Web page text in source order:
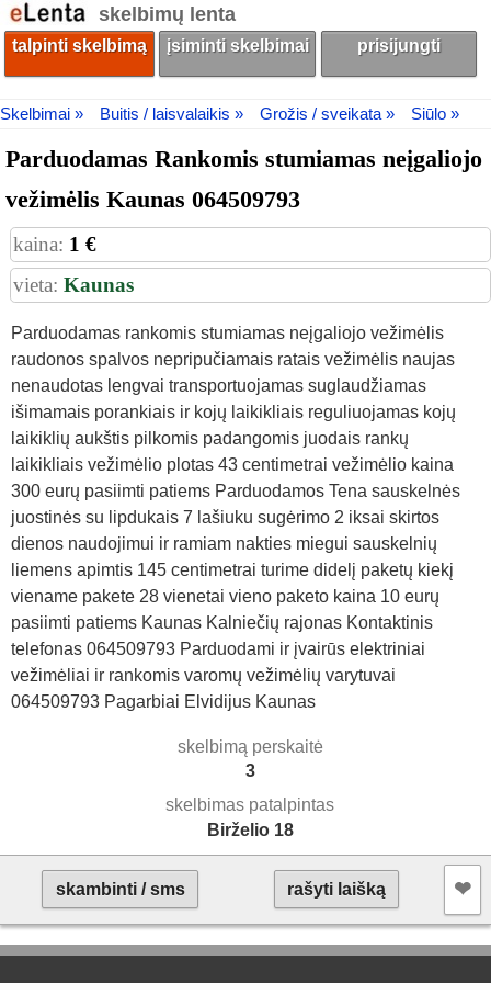
skelbimų lenta
talpinti skelbimą įsiminti skelbimai prisijungti
Skelbimai » Buitis / laisvalaikis » Grožis / sveikata » Siūlo »
Parduodamas Rankomis stumiamas neįgaliojo
vežimėlis Kaunas 064509793
kaina: 1 €
vieta: Kaunas
Parduodamas rankomis stumiamas neįgaliojo vežimėlis
raudonos spalvos nepripučiamais ratais vežimėlis naujas
nenaudotas lengvai transportuojamas suglaudžiamas
išimamais porankiais ir kojų laikikliais reguliuojamas kojų
laikiklių aukštis pilkomis padangomis juodais rankų
laikikliais vežimėlio plotas 43 centimetrai vežimėlio kaina
300 eurų pasiimti patiems Parduodamos Tena sauskelnės
juostinės su lipdukais 7 lašiuku sugėrimo 2 iksai skirtos
dienos naudojimui ir ramiam nakties miegui sauskelnių
liemens apimtis 145 centimetrai turime didelį paketų kiekį
viename pakete 28 vienetai vieno paketo kaina 10 eurų
pasiimti patiems Kaunas Kalniečių rajonas Kontaktinis
telefonas 064509793 Parduodami ir įvairūs elektriniai
vežimėliai ir rankomis varomų vežimėlių varytuvai
064509793 Pagarbiai Elvidijus Kaunas
skelbimą perskaitė
3
skelbimas patalpintas
Birželio 18
skambinti / sms rašyti laišką ❤︎